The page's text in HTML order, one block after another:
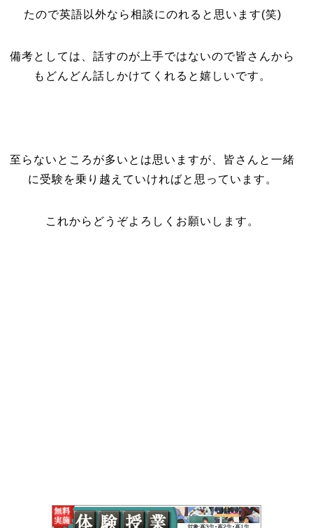
たので英語以外なら相談にのれると思います(笑)
備考としては、話すのが上手ではないので皆さんから
もどんどん話しかけてくれると嬉しいです。
至らないところが多いとは思いますが、皆さんと一緒
に受験を乗り越えていければと思っています。
これからどうぞよろしくお願いします。